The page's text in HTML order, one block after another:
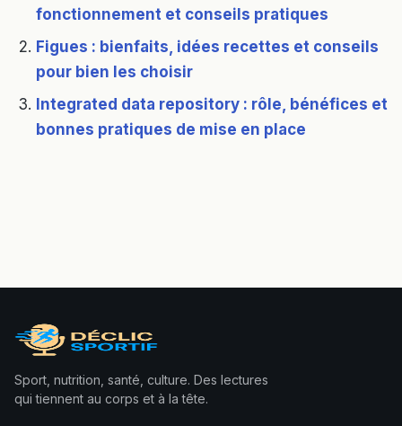
fonctionnement et conseils pratiques
Figues : bienfaits, idées recettes et conseils
pour bien les choisir
Integrated data repository : rôle, bénéfices et
bonnes pratiques de mise en place
Sport, nutrition, santé, culture. Des lectures
qui tiennent au corps et à la tête.